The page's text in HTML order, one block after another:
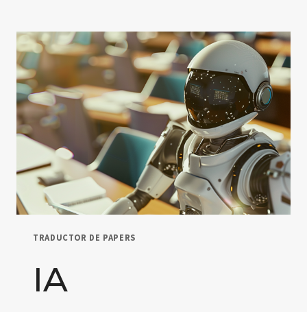
TRADUCTOR DE PAPERS
IA